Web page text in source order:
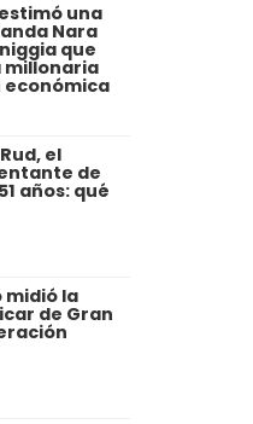
una
Nara
que
millonaria
económica
el
de
años: qué
midió la
de Gran